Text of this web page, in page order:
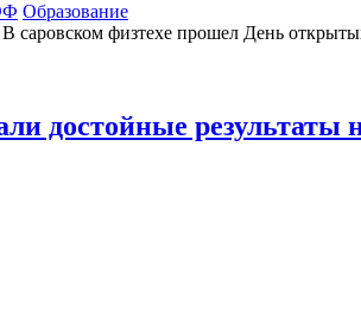
Образование
саровском физтехе прошел День
результаты